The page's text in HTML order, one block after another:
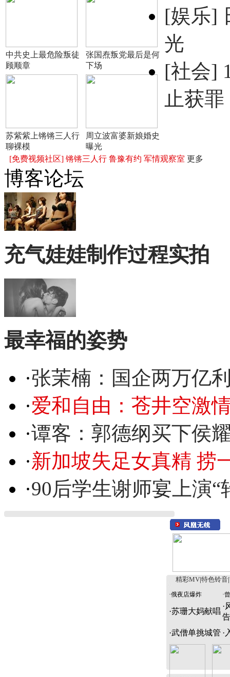
中共史上最危险叛徒
顾顺章
张国焘叛党最后是何
下场
苏紫紫上锵锵三人行
聊裸模
周立波富婆新娘婚史
曝光
[娱乐]
光
[社会]
止获罪
[免费视频社区] 锵锵三人行 鲁豫有约 军情观察室 更多
博客论坛
充气娃娃制作过程实拍
最幸福的姿势
·张茉楠：国企两万亿
·爱和自由：苍井空激
·谭客：郭德纲买下侯
·新加坡失足女真精 捞
·90后学生谢师宴上演“
精彩MV 特色铃音
·俄夜店爆炸 ·
·苏珊大妈献唱
·
告
·武僧单挑城管 ·